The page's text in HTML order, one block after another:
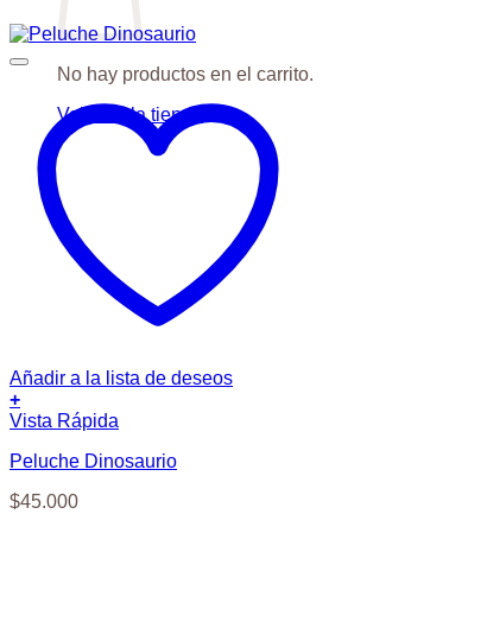
No hay productos en el carrito.
Volver a la tienda
Añadir a la lista de deseos
+
Vista Rápida
Peluche Dinosaurio
$45.000